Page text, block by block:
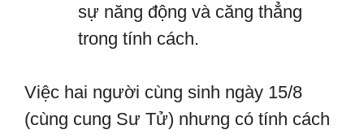
sự năng động và căng thẳng
trong tính cách.
Việc hai người cùng sinh ngày 15/8
(cùng cung Sư Tử) nhưng có tính cách